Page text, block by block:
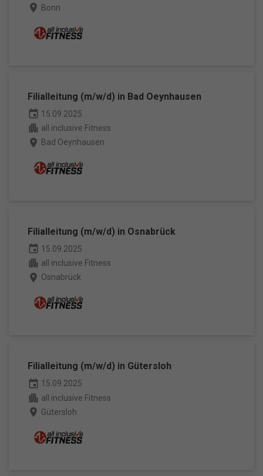
place Bonn
Filialleitung (m/w/d) in Bad Oeynhausen
event 15.09.2025
apartment all inclusive Fitness
place Bad Oeynhausen
Filialleitung (m/w/d) in Osnabrück
event 15.09.2025
apartment all inclusive Fitness
place Osnabrück
Filialleitung (m/w/d) in Gütersloh
event 15.09.2025
apartment all inclusive Fitness
place Gütersloh